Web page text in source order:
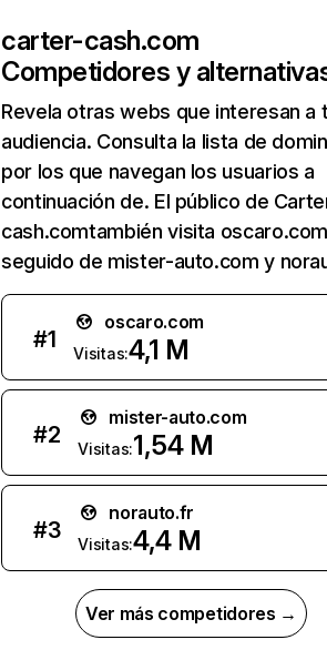
carter-cash.com
Competidores y
Revela otras webs que interesan a
audiencia. Consulta la lista de
por los que navegan los usuarios a
continuación de. El público de
cash.comtambién visita
seguido de mister-auto.com y
#1
oscaro.com
Visitas:4,1 M
#2
mister-auto.com
Visitas:1,54 M
#3
norauto.fr
Visitas:4,4 M
Ver más competidores →